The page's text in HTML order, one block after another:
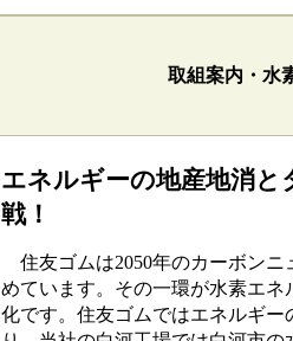
取組案内・水
エネルギーの地産地消と
戦！
住友ゴムは2050年のカーボンニ
めています。その一環が水素エ
化です。住友ゴムではエネルギ